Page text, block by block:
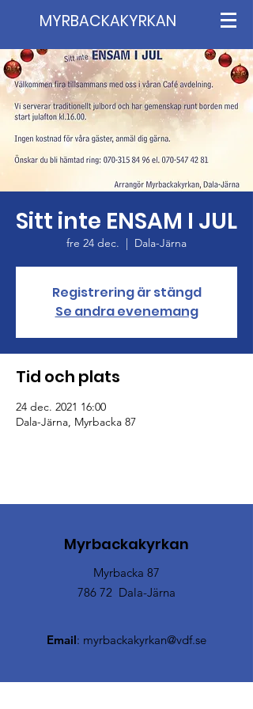
MYRBACKAKYRKAN
Sitt inte ENSAM I JUL
fre 24 dec.
  |
Dala-Järna
Registrering är stängd
Se andra evenemang
Tid och plats
24 dec. 2021 16:00
Dala-Järna, Myrbacka 87
Myrbackakyrkan
Myrbacka 87
786 72 Dala-Järna
Email: myrbackakyrkan@vdf.se